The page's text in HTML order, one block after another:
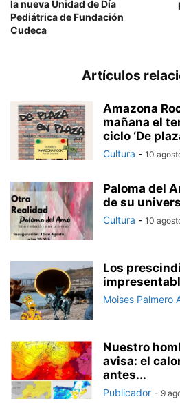
la nueva Unidad de Día
Pediátrica de Fundación
Cudeca
Artículos
Amazona
mañana el
ciclo ‘De
Cultura - 10
Paloma del
de su
Cultura - 10
Los
Moises Palmero
Nuestro
avisa: el
antes...
Publicador - 9